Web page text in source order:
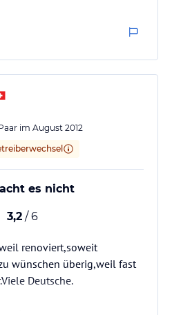
Aufenthalt gern wieder.
im August 2012
es nicht
3,2 / 6
renoviert,soweit
wünschen überig,weil fast
Deutsche.